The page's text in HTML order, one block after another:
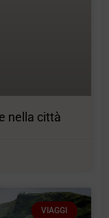
nella città
VIAGGI